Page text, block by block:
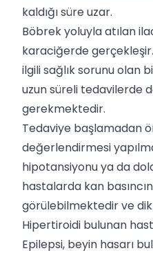
kaldığı süre uzar.
Böbrek yoluyla atılan
karaciğerde
ilgili sağlık sorunu olan
uzun süreli tedavilerde
gerekmektedir.
Tedaviye başlamadan
değerlendirmesi
hipotansiyonu ya da
hastalarda kan
görülebilmektedir ve
Hipertiroidi bulunan
Epilepsi, beyin hasarı